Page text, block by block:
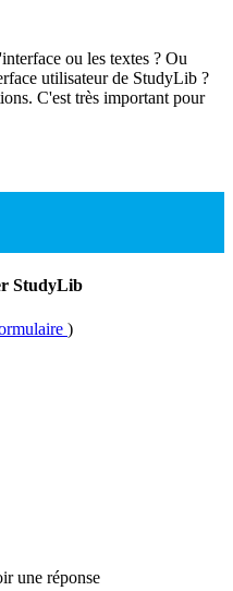
ou les textes ? Ou
utilisateur de StudyLib ?
C'est très important pour
StudyLib
)
une réponse